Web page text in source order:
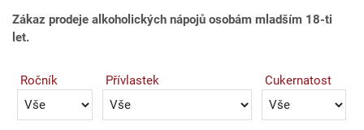
Zákaz prodeje alkoholických nápojů osobám mladším 18-ti
let.
Ročník Přívlastek Cukernatost